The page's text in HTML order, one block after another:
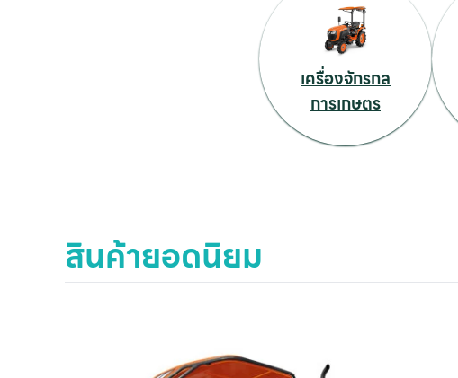
เครื่องจักรกล
การเกษตร
สินค้ายอดนิยม